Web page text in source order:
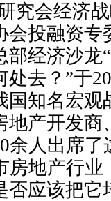
究会经济
会投融资专
部经济沙龙“
处去？ ”于
国知名宏观
地产开发商
余人出席了
房地产行业
否应该把它